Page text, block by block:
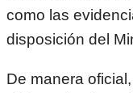
como las
disposición del
De manera